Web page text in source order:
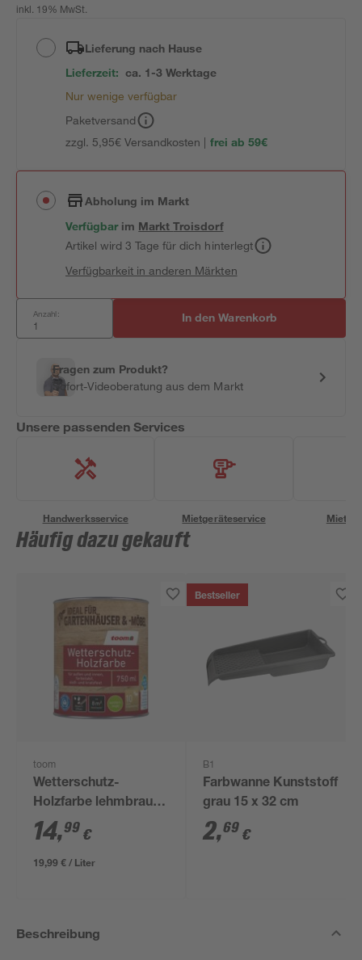
inkl. 19% MwSt.
Lieferung nach Hause
Lieferzeit: ca. 1-3 Werktage
Nur wenige verfügbar
Paketversand
zzgl. 5,95€ Versandkosten | frei ab 59€
Abholung im Markt
Verfügbar im MarktTroisdorf
Artikel wird 3 Tage für dich hinterlegt
Verfügbarkeit in anderen Märkten
Anzahl: In den Warenkorb
Fragen zum Produkt?
Sofort-Videoberatung aus dem Markt
Unsere passenden Services
Handwerksservice Mietgeräteservice
Häufig dazu gekauft
toom
Wetterschutz-
Holzfarbe lehmbraun
750 ml
14,99 €
19,99 € / Liter
Bestseller
B1
Farbwanne Kunststoff
grau 15 x 32 cm
2,69 €
Beschreibung